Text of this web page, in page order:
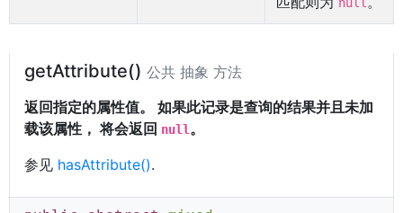
getAttribute() 公共 抽象 方法
返回指定的属性值。 如果此记录是查询的结果并且未加
载该属性， 将会返回 null 。
参见 hasAttribute().